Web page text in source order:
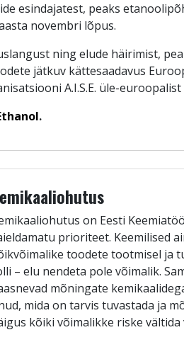
esindajatest, peaks
novembri lõpus.
ning elude häirimist,
jätkuv kättesaadavus
A.I.S.E. üle-
.
on Eesti
prioriteet. Keemilised
toodete tootmisel ja
– elu nendeta pole võimalik.
mõningate
mida on tarvis tuvastada ja
kõiki võimalikke riske vältida